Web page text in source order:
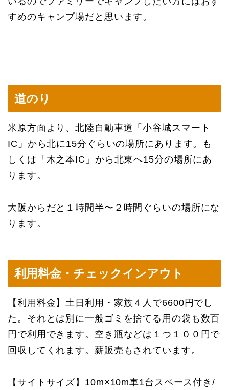
すめのキャンプ場だと思います。
道のり
米原方面より、北陸自動車道「小谷城スマート
IC」から北に15分ぐらいの場所にあります。も
しくは「木之本IC」から北東へ15分の場所にあ
ります。
大阪からだと１時間半〜２時間ぐらいの場所にな
ります。
利用料金・チェックインアウト
【利用料金】土日利用・家族４人で6600円でし
た。それとは別に一般ゴミを捨てる用の袋も数百
円で利用できます。空き瓶などは１つ１００円で
回収してくれます。薪販売もされています。
【サイトサイズ】10m×10m車1台スペース付き/